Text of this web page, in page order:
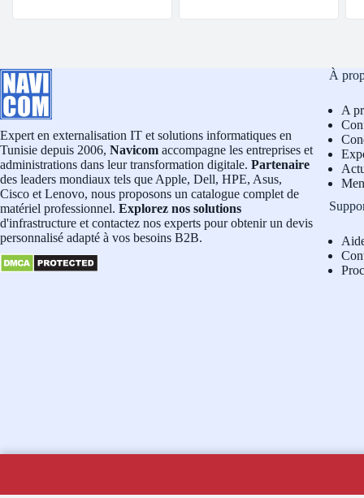
Expert en externalisation IT et solutions informatiques en
Tunisie depuis 2006, Navicom accompagne les entreprises et
administrations dans leur transformation digitale. Partenaire
des leaders mondiaux tels que Apple, Dell, HPE, Asus,
Cisco et Lenovo, nous proposons un catalogue complet de
matériel professionnel. Explorez nos solutions
d'infrastructure et contactez nos experts pour obtenir un devis
personnalisé adapté à vos besoins B2B.
À
A